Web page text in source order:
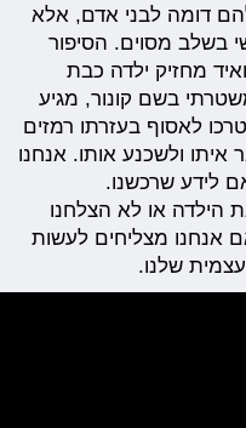
דומה לבני אדם, אלא
בשלב מסוים. הסיפור
מחזיק ילדה כבת
בשם קונור, מגיע
לאסוף בעזרתו רמזים
איתו ולשכנע אותו. אנחנו
לידע שרכשנו.
הילדה או לא הצלחנו
מצליחים לעשות
שלנו.